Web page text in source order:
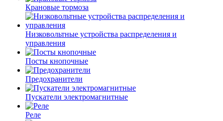
Крановые тормоза
Низковольтные устройства распределения и
управления
Посты кнопочные
Предохранители
Пускатели электромагнитные
Реле